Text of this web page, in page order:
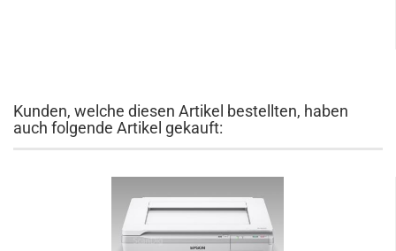
Kunden, welche diesen Artikel bestellten, haben
auch folgende Artikel gekauft: